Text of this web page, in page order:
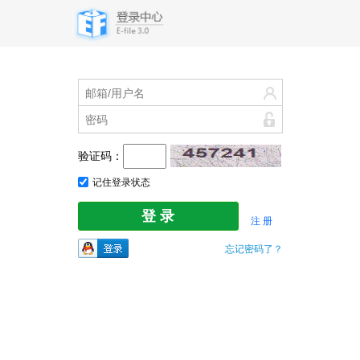
忘记密码了？
验证码：
记住登录状态
注 册